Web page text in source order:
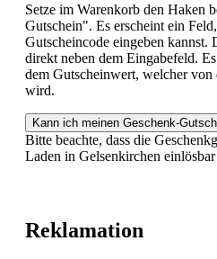
Setze im Warenkorb den Haken
Gutschein". Es erscheint ein
Gutscheincode eingeben kannst.
direkt neben dem Eingabefeld.
dem Gutscheinwert, welcher von
wird.
Kann ich meinen Geschenk-
Bitte beachte, dass die
Laden in Gelsenkirchen
Reklamation